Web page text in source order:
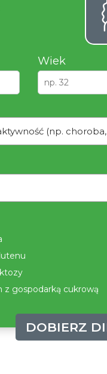
Wiek
(np.
z gospodarką cukrową
DOBIERZ